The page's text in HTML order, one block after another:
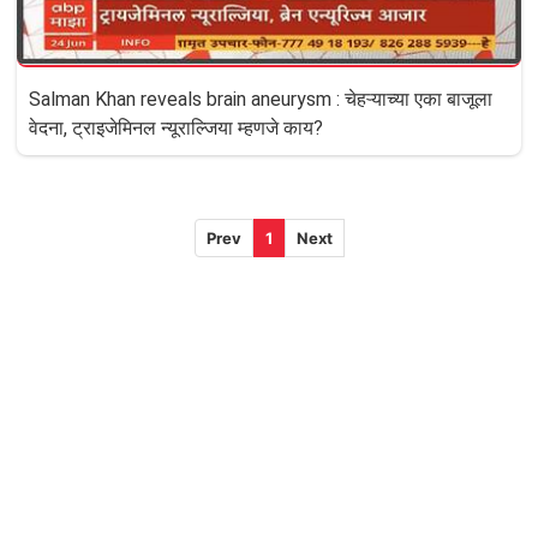
Salman Khan reveals brain aneurysm : चेहऱ्याच्या एका बाजूला
वेदना, ट्राइजेमिनल न्यूराल्जिया म्हणजे काय?
Prev 1 Next